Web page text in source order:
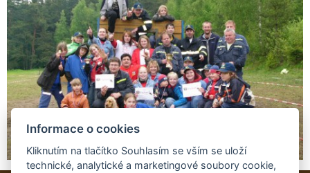
Informace o cookies
Kliknutím na tlačítko Souhlasím se vším se uloží
technické, analytické a marketingové soubory cookie,